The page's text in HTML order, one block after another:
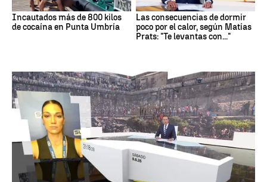
Incautados más de 800 kilos
de cocaína en Punta Umbría
Las consecuencias de dormir
poco por el calor, según Matías
Prats: "Te levantas con..."